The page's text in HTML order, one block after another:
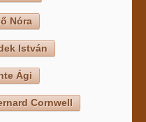
Nóra
István
Ági
Cornwell